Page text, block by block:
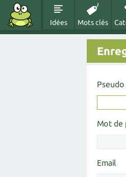
Idées Mots clés
Pseudo
Mot de
Email